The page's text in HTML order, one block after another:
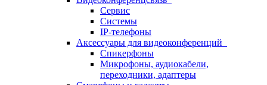
Сервис
Системы
IP-телефоны
Аксессуары для видеоконференций
Спикерфоны
Микрофоны, аудиокабели,
переходники, адаптеры